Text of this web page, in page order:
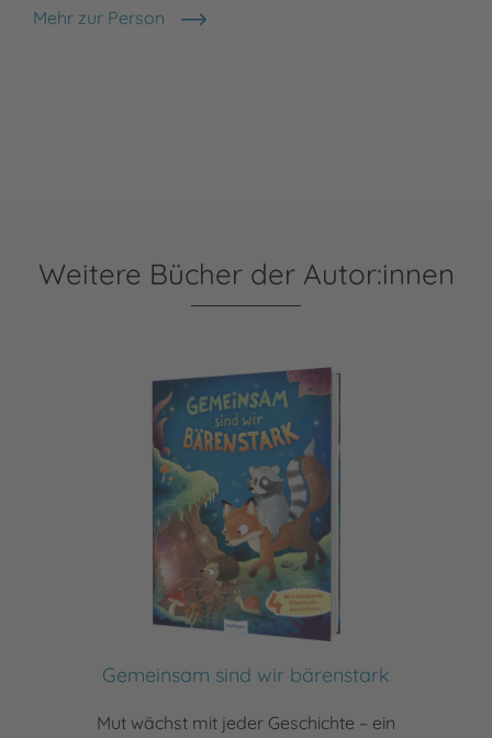
Mehr zur Person
Daniela Kulot
Weitere Bücher der Autor:innen
Gemeinsam sind wir bärenstark
Mut wächst mit jeder Geschichte – ein